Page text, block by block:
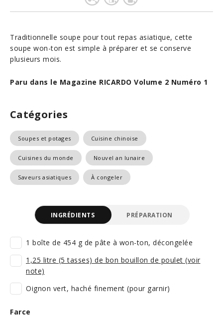
Traditionnelle soupe pour tout repas asiatique, cette
soupe won-ton est simple à préparer et se conserve
plusieurs mois.
Paru dans le Magazine RICARDO Volume 2 Numéro 1
Catégories
Soupes et potages Cuisine chinoise
Cuisines du monde Nouvel an lunaire
Saveurs asiatiques À congeler
INGRÉDIENTS PRÉPARATION
1 boîte de 454 g de pâte à won-ton, décongelée
1,25 litre (5 tasses) de bon bouillon de poulet (voir
note)
Oignon vert, haché finement (pour garnir)
Farce